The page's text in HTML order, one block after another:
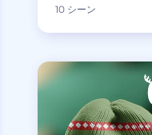
10 シーン